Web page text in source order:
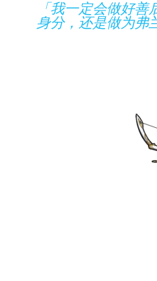
「我一定会做好
身分，还是做为弗